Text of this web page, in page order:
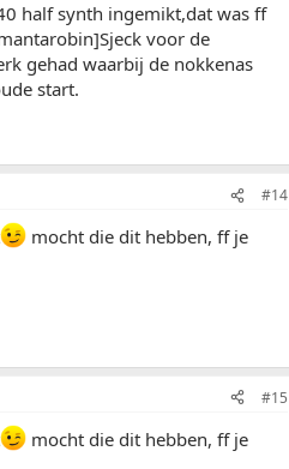
half synth ingemikt,dat was ff
voor de
gehad waarbij de nokkenas
start.
#14
mocht die dit hebben, ff je
#15
mocht die dit hebben, ff je